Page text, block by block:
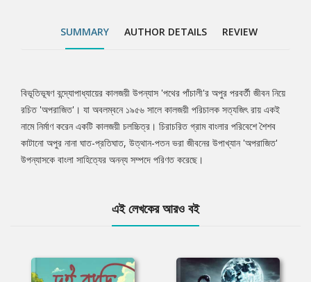
SUMMARY AUTHOR DETAILS REVIEW
Tab
Article
বিভূতিভূষণ বন্দ্যোপাধ্যায়ের কালজয়ী উপন্যাস 'পথের পাঁচালী'র অপুর পরবর্তী জীবন নিয়ে
রচিত 'অপরাজিত'। যা অবলম্বনে ১৯৫৬ সালে কালজয়ী পরিচালক সত্যজিৎ রায় একই
নামে নির্মাণ করেন একটি কালজয়ী চলচ্চিত্র। চিরাচরিত গ্রাম বাংলার পরিবেশে শৈশব
কাটানো অপুর নানা ঘাত-প্রতিঘাত, উত্থান-পতন ভরা জীবনের উপাখ্যান 'অপরাজিত'
উপন্যাসকে বাংলা সাহিত্যের অনন্য সম্পদে পরিণত করেছে।
এই লেখকের আরও বই